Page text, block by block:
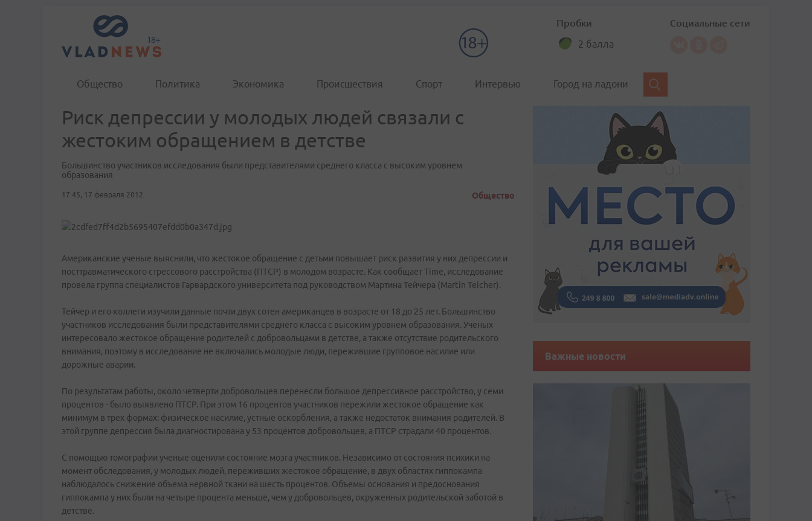
Пробки
2 балла
Социальные сети
Общество Политика Экономика Происшествия Спорт Интервью Город на ладони
Риск депрессии у молодых людей связали с
жестоким обращением в детстве
Большинство участников исследования были представителями среднего класса с высоким уровнем
образования
17:45, 17 февраля 2012 Общество
Американские ученые выяснили, что жестокое обращение с детьми повышает риск развития у них депрессии и
посттравматического стрессового расстройства (ПТСР) в молодом возрасте. Как сообщает Time, исследование
провела группа специалистов Гарвардского университета под руководством Мартина Тейчера (Martin Teicher).
Тейчер и его коллеги изучили данные почти двух сотен американцев в возрасте от 18 до 25 лет. Большинство
участников исследования были представителями среднего класса с высоким уровнем образования. Ученых
интересовало жестокое обращение родителей с добровольцами в детстве, а также отсутствие родительского
внимания, поэтому в исследование не включались молодые люди, пережившие групповое насилие или
дорожные аварии.
По результатам работы, около четверти добровольцев перенесли большое депрессивное расстройство, у семи
процентов - было выявлено ПТСР. При этом 16 процентов участников пережили жестокое обращение как
минимум в трех формах: физическое насилие, устные оскорбления, а также недостаток внимания родителей. В
этой группе депрессия была диагностирована у 53 процентов добровольцев, а ПТСР страдали 40 процентов.
С помощью томографии ученые оценили состояние мозга участников. Независимо от состояния психики на
момент обследования, у молодых людей, переживших жестокое обращение, в двух областях гиппокампа
наблюдалось снижение объема нервной ткани на шесть процентов. Объемы основания и предоснования
гиппокампа у них были на четыре процента меньше, чем у добровольцев, окруженных родительской заботой в
детстве.
Важные новости